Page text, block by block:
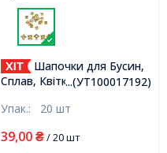
...(УТ100017192)
Шапочки для Бусин,
Сплав, Квітка, Колір:
7.5х7.5х3мм, Отвір 2мм,
Упак.: 20 шт
39,00 ₴/ 20 шт